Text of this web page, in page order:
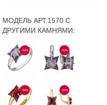
МОДЕЛЬ АРТ.1570 С
ДРУГИМИ КАМНЯМИ:
-50% -50%
-50% -50%